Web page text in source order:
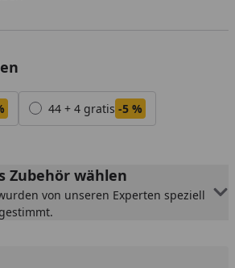
44 + 4 gratis -5 %
Zubehör wählen
von unseren Experten speziell